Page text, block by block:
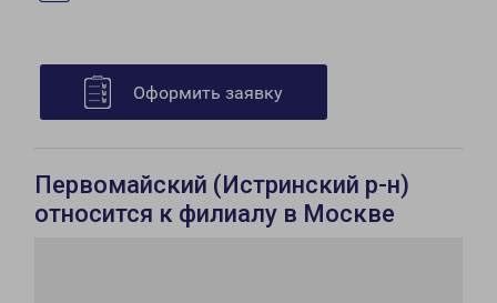
Оформить заявку
Первомайский (Истринский р-н)
относится к филиалу в Москве